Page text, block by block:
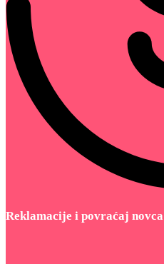
Reklamacije i povraćaj novca